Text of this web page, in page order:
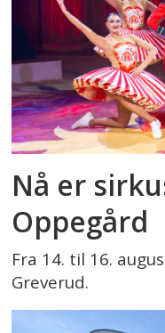
Nå er
Oppegård
Fra 14. til 16.
Greverud.